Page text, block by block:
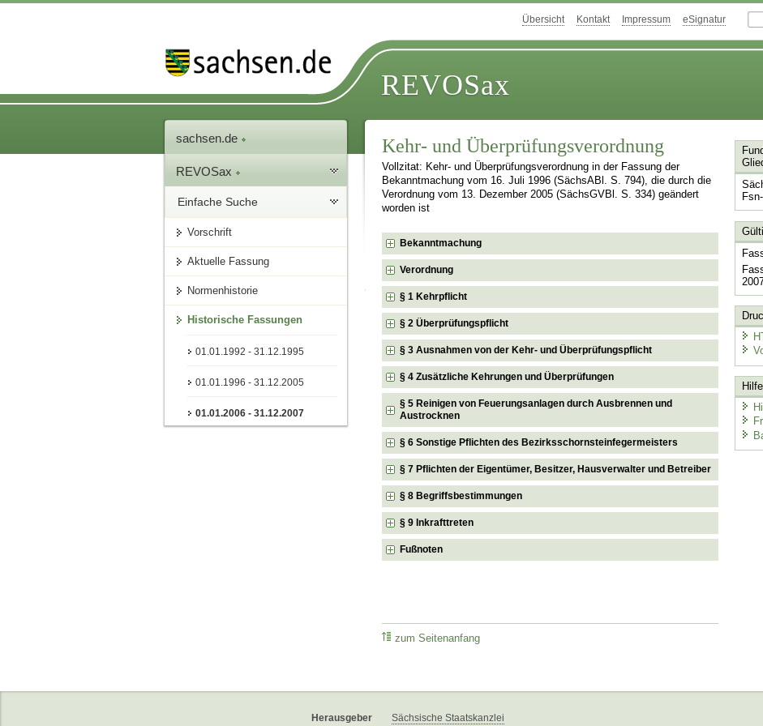
Übersicht Kontakt Impressum eSignatur
REVOSax
sachsen.de
REVOSax
Einfache Suche
Vorschrift
Aktuelle Fassung
Normenhistorie
Historische Fassungen
01.01.1992 - 31.12.1995
01.01.1996 - 31.12.2005
01.01.2006 - 31.12.2007
Kehr- und Überprüfungsverordnung
Vollzitat: Kehr- und Überprüfungsverordnung in der Fassung der
Bekanntmachung vom 16. Juli 1996 (SächsABl. S. 794), die durch die
Verordnung vom 13. Dezember 2005 (SächsGVBl. S. 334) geändert
worden ist
Bekanntmachung
Verordnung
§ 1 Kehrpflicht
§ 2 Überprüfungspflicht
§ 3 Ausnahmen von der Kehr- und Überprüfungspflicht
§ 4 Zusätzliche Kehrungen und Überprüfungen
§ 5 Reinigen von Feuerungsanlagen durch Ausbrennen und
Austrocknen
§ 6 Sonstige Pflichten des Bezirksschornsteinfegermeisters
§ 7 Pflichten der Eigentümer, Besitzer, Hausverwalter und Betreiber
§ 8 Begriffsbestimmungen
§ 9 Inkrafttreten
Fußnoten
zum Seitenanfang
Hilfe
Herausgeber Sächsische Staatskanzlei